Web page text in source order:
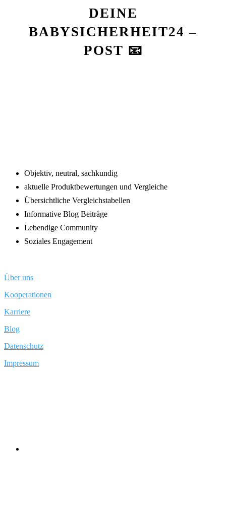
DEINE
BABYSICHERHEIT24 –
POST 📧
Objektiv, neutral, sachkundig
aktuelle Produktbewertungen und Vergleiche
Übersichtliche Vergleichstabellen
Informative Blog Beiträge
Lebendige Community
Soziales Engagement
Über uns
Kooperationen
Karriere
Blog
Datenschutz
Impressum